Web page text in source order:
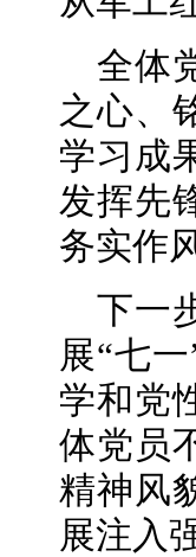
全体
之心、
学习成
发挥先
务实作
下一
展“七
学和党
体党员
精神风
展注入